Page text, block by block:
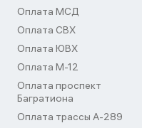
Оплата МСД
Оплата СВХ
Оплата ЮВХ
Оплата М-12
Оплата проспект
Багратиона
Оплата трассы А-289